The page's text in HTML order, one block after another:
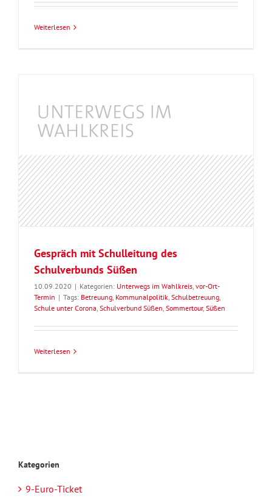
Weiterlesen
Gespräch mit Schulleitung des
Schulverbunds Süßen
10.09.2020 | Kategorien: Unterwegs im Wahlkreis, vor-Ort-
Termin | Tags: Betreuung, Kommunalpolitik, Schulbetreuung,
Schule unter Corona, Schulverbund Süßen, Sommertour, Süßen
Weiterlesen
Kategorien
9-Euro-Ticket